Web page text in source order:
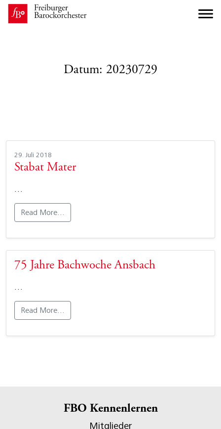
Datum: 20230729
29. Juli 2018
Stabat Mater
…
Read More…
75 Jahre Bachwoche Ansbach
…
Read More…
FBO Kennenlernen
Mitglieder